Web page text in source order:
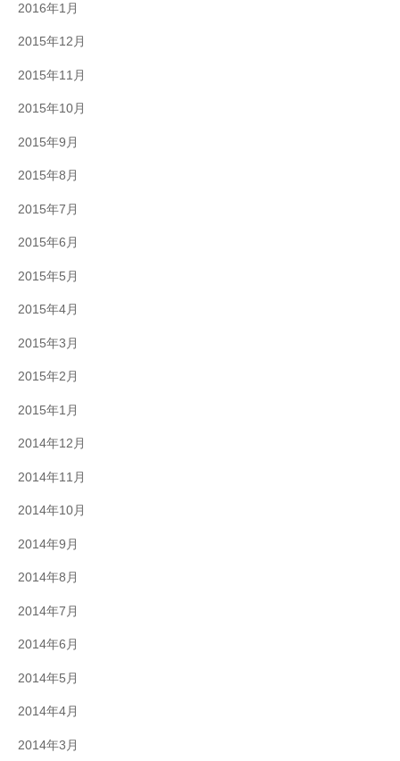
2016年1月
2015年12月
2015年11月
2015年10月
2015年9月
2015年8月
2015年7月
2015年6月
2015年5月
2015年4月
2015年3月
2015年2月
2015年1月
2014年12月
2014年11月
2014年10月
2014年9月
2014年8月
2014年7月
2014年6月
2014年5月
2014年4月
2014年3月